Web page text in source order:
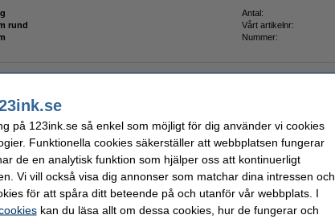
Antal:
rund Vårt artikelnr:
Nummer:
på 123ink.se så enkel som möjligt för dig använder vi cookies
Funktionella cookies säkerställer att webbplatsen fungerar
de en analytisk funktion som hjälper oss att kontinuerligt
Vi vill också visa dig annonser som matchar dina intressen och
för att spåra ditt beteende på och utanför vår webbplats. I
kan du läsa allt om dessa cookies, hur de fungerar och